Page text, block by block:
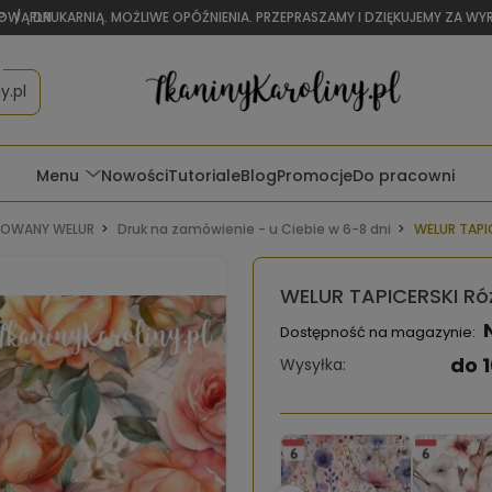
/ PLN
DRUKARNIĄ. MOŻLIWE OPÓŹNIENIA. PRZEPRASZAMY I DZIĘKUJEMY ZA
Menu NowościTutorialeBlogPromocjeDo pracowni
WELUR Druk na zamówienie - u Ciebie w 6-8 dni WELUR
WELUR TAPICERSKI
Dostępność na magazynie:
Wysyłka: do